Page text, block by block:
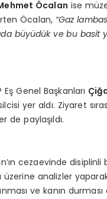
Öcalan ise
Öcalan, “Gaz
büyüdük ve bu basit
Genel Başkanları
yer aldı. Ziyaret
de paylaşıldı.
cezaevinde
analizler
ve kanın